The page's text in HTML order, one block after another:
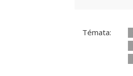
Témata: